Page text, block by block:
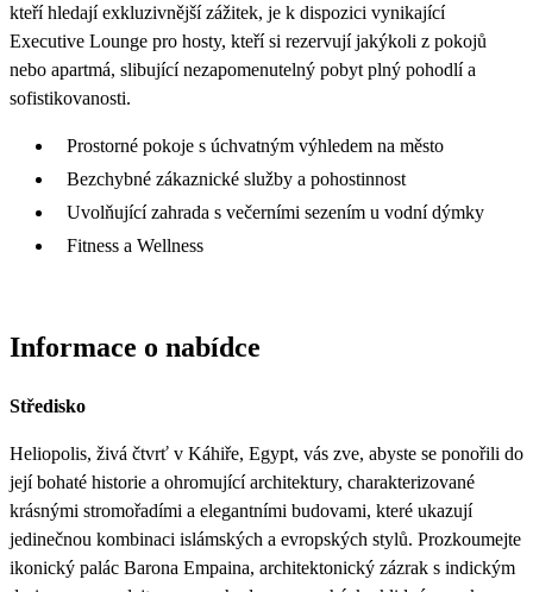
kteří hledají exkluzivnější zážitek, je k dispozici vynikající
Executive Lounge pro hosty, kteří si rezervují jakýkoli z pokojů
nebo apartmá, slibující nezapomenutelný pobyt plný pohodlí a
sofistikovanosti.
Prostorné pokoje s úchvatným výhledem na město
Bezchybné zákaznické služby a pohostinnost
Uvolňující zahrada s večerními sezením u vodní dýmky
Fitness a Wellness
Informace o nabídce
Středisko
Heliopolis, živá čtvrť v Káhiře, Egypt, vás zve, abyste se ponořili do
její bohaté historie a ohromující architektury, charakterizované
krásnými stromořadími a elegantními budovami, které ukazují
jedinečnou kombinaci islámských a evropských stylů. Prozkoumejte
ikonický palác Barona Empaina, architektonický zázrak s indickým